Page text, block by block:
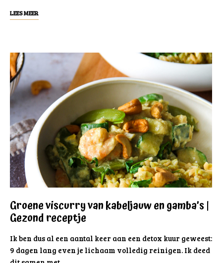
LEES MEER
Groene viscurry van kabeljauw en gamba’s |
Gezond receptje
Ik ben dus al een aantal keer aan een detox kuur geweest:
9 dagen lang even je lichaam volledig reinigen. Ik deed